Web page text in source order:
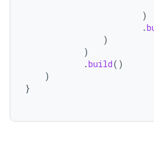
)
.
)
)
.build()
)
}